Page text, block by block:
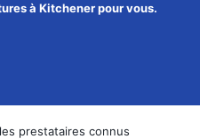
à Kitchener pour vous.
prestataires connus